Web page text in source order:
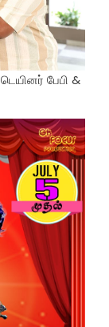
பேபி &